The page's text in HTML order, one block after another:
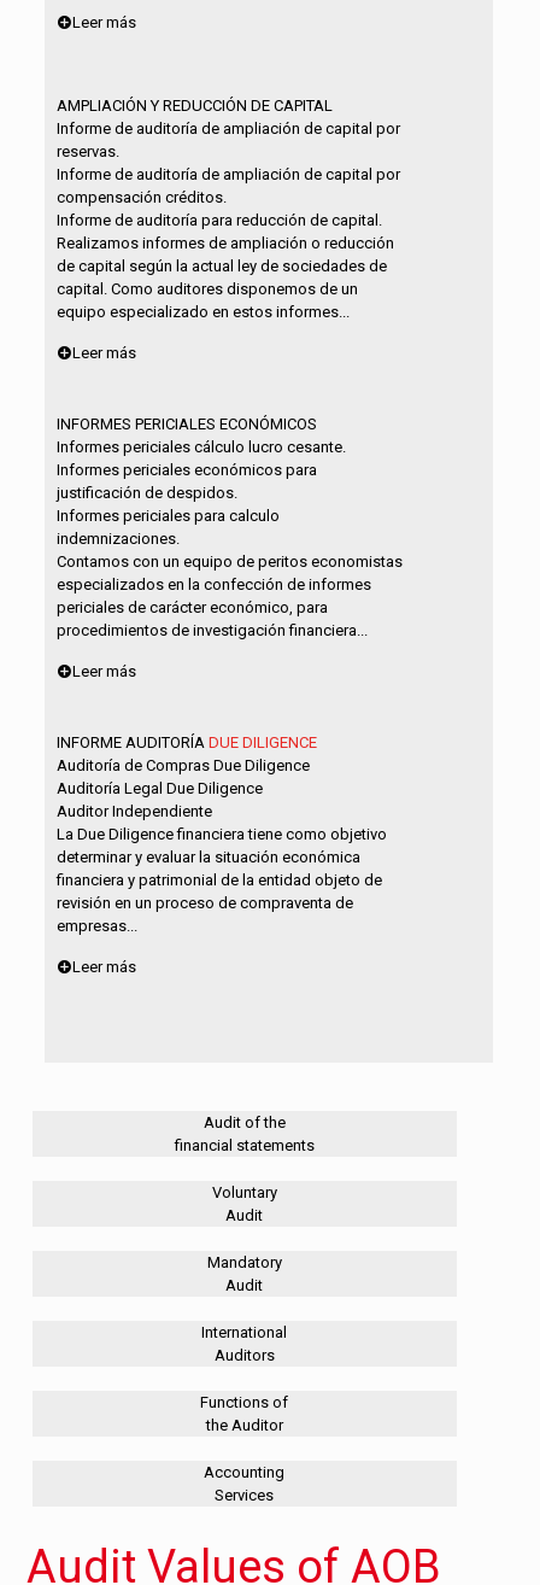
Leer más
AMPLIACIÓN Y REDUCCIÓN DE CAPITAL
Informe de auditoría de ampliación de capital por
reservas.
Informe de auditoría de ampliación de capital por
compensación créditos.
Informe de auditoría para reducción de capital.
Realizamos informes de ampliación o reducción
de capital según la actual ley de sociedades de
capital. Como auditores disponemos de un
equipo especializado en estos informes...
Leer más
INFORMES PERICIALES ECONÓMICOS
Informes periciales cálculo lucro cesante.
Informes periciales económicos para
justificación de despidos.
Informes periciales para calculo
indemnizaciones.
Contamos con un equipo de peritos economistas
especializados en la confección de informes
periciales de carácter económico, para
procedimientos de investigación financiera...
Leer más
INFORME AUDITORÍA DUE DILIGENCE
Auditoría de Compras Due Diligence
Auditoría Legal Due Diligence
Auditor Independiente
La Due Diligence financiera tiene como objetivo
determinar y evaluar la situación económica
financiera y patrimonial de la entidad objeto de
revisión en un proceso de compraventa de
empresas...
Leer más
Audit of the
financial statements
Voluntary
Audit
Mandatory
Audit
International
Auditors
Functions of
the Auditor
Accounting
Services
Audit Values of AOB